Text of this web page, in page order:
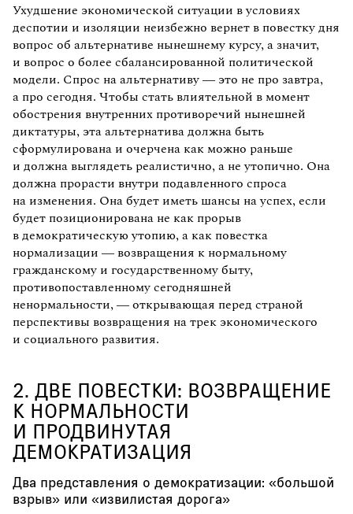
Ухудшение экономической ситуации в условиях
деспотии и изоляции неизбежно вернет в повестку дня
вопрос об альтернативе нынешнему курсу, а значит,
и вопрос о более сбалансированной политической
модели. Спрос на альтернативу — это не про завтра,
а про сегодня. Чтобы стать влиятельной в момент
обострения внутренних противоречий нынешней
диктатуры, эта альтернатива должна быть
сформулирована и очерчена как можно раньше
и должна выглядеть реалистично, а не утопично. Она
должна прорасти внутри подавленного спроса
на изменения. Она будет иметь шансы на успех, если
будет позиционирована не как прорыв
в демократическую утопию, а как повестка
нормализации — возвращения к нормальному
гражданскому и государственному быту,
противопоставленному сегодняшней
ненормальности, — открывающая перед страной
перспективы возвращения на трек экономического
и социального развития.
2. ДВЕ ПОВЕСТКИ: ВОЗВРАЩЕНИЕ
К НОРМАЛЬНОСТИ
И ПРОДВИНУТАЯ
ДЕМОКРАТИЗАЦИЯ
Два представления о демократизации: «большой
взрыв» или «извилистая дорога»